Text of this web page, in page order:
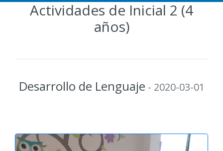
Actividades de Inicial 2 (4
años)
Desarrollo de Lenguaje - 2020-03-01